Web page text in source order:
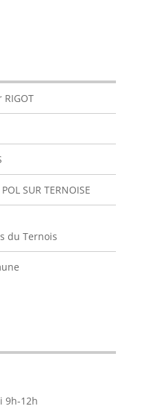
RIGOT
SUR TERNOISE
du Ternois
9h-12h